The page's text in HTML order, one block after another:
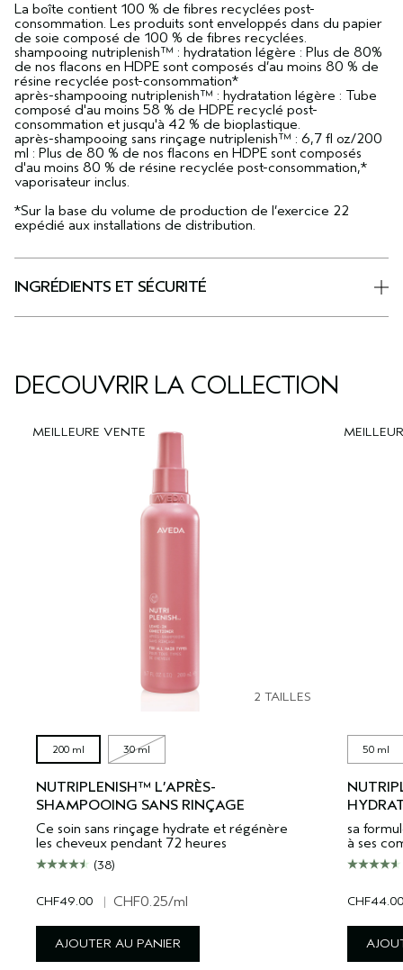
La boîte contient 100 % de fibres recyclées post-
consommation. Les produits sont enveloppés dans du papier
de soie composé de 100 % de fibres recyclées.
shampooing nutriplenish™ : hydratation légère : Plus de 80%
de nos flacons en HDPE sont composés d’au moins 80 % de
résine recyclée post-consommation*
après-shampooing nutriplenish™ : hydratation légère : Tube
composé d'au moins 58 % de HDPE recyclé post-
consommation et jusqu'à 42 % de bioplastique.
après-shampooing sans rinçage nutriplenish™ : 6,7 fl oz/200
ml : Plus de 80 % de nos flacons en HDPE sont composés
d'au moins 80 % de résine recyclée post-consommation,*
vaporisateur inclus.
*Sur la base du volume de production de l’exercice 22
expédié aux installations de distribution.
INGRÉDIENTS ET SÉCURITÉ
DÉCOUVRIR LA COLLECTION
MEILLEURE VENTE
2 TAILLES
200 ml 30 ml
NUTRIPLENISH™ L’APRÈS-
SHAMPOOING SANS RINÇAGE
Ce soin sans rinçage hydrate et régénère
les cheveux pendant 72 heures
(38)
CHF49.00 | CHF0.25/ml
AJOUTER AU PANIER
50 ml
sa
à ses
CHF44.00